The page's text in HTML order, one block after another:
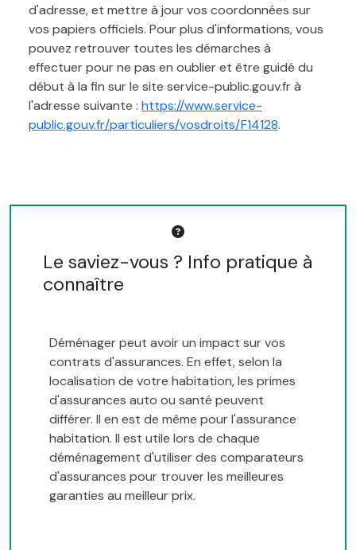
d'adresse, et mettre à jour vos coordonnées sur
vos papiers officiels. Pour plus d'informations, vous
pouvez retrouver toutes les démarches à
effectuer pour ne pas en oublier et être guidé du
début à la fin sur le site service-public.gouv.fr à
l'adresse suivante : https://www.service-
public.gouv.fr/particuliers/vosdroits/F14128.
Le saviez-vous ? Info pratique à
connaître
Déménager peut avoir un impact sur vos
contrats d'assurances. En effet, selon la
localisation de votre habitation, les primes
d'assurances auto ou santé peuvent
différer. Il en est de même pour l'assurance
habitation. Il est utile lors de chaque
déménagement d'utiliser des comparateurs
d'assurances pour trouver les meilleures
garanties au meilleur prix.